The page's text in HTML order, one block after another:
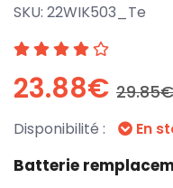
SKU: 22WIK503_Te
23.88€ 29.85€
Disponibilité : En
Batterie